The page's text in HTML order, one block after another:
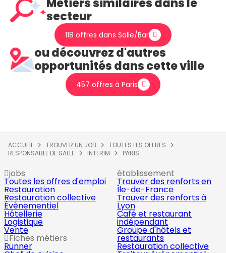
Métiers similaires dans le
secteur
118 offres dans Salle/Bar
ou découvrez d'autres
opportunités dans cette ville
457 offres à Paris
ACCUEIL TROUVER UN JOB
TOUTES LES OFFRES
RESPONSABLE DE SALLE
INTERIM PARIS
jobs
Toutes les offres d'emploi
Restauration
Restauration collective
Évènementiel
Hôtellerie
Logistique
Vente
Fiches métiers
Runner
établissement
Trouver des renforts en
Île-de-France
Trouver des renforts à
Lyon
Café et restaurant
indépendant
Groupe d'hôtels et
restaurants
Restauration collective